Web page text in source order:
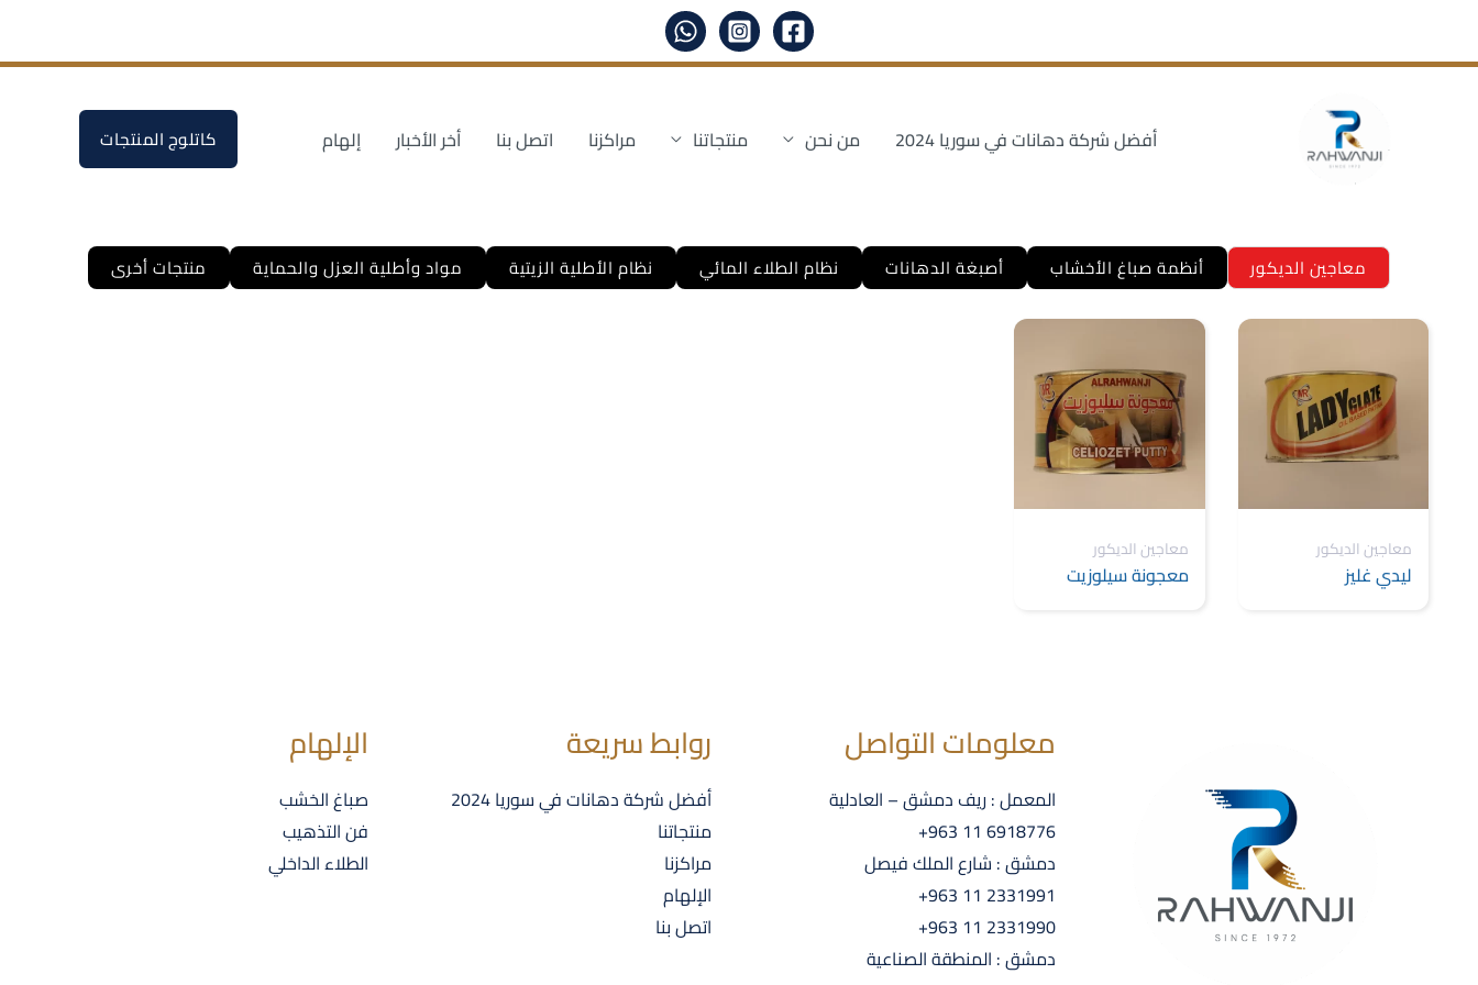
أفضل شركة دهانات في سوريا 2024 من نحن منتجاتنا مراكزنا اتصل بنا أخر الأخبار إلهام كاتلوج المنتجات
معاجين الديكور أنظمة صباغ الأخشاب أصبغة الدهانات نظام الطلاء المائي نظام الأطلية الزيتية مواد وأطلية العزل والحماية منتجات أخرى
معاجين الديكور
ليدي غليز
معاجين الديكور
معجونة سيلوزيت
معلومات التواصل
المعمل : ريف دمشق – العادلية
+963 11 6918776
دمشق : شارع الملك فيصل
+963 11 2331991
+963 11 2331990
دمشق : المنطقة الصناعية
روابط سريعة
أفضل شركة دهانات في سوريا 2024
منتجاتنا
مراكزنا
الإلهام
اتصل بنا
الإلهام
صباغ الخشب
فن التذهيب
الطلاء الداخلي